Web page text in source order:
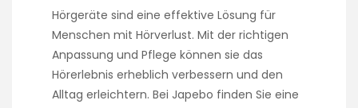
Hörgeräte sind eine effektive Lösung für
Menschen mit Hörverlust. Mit der richtigen
Anpassung und Pflege können sie das
Hörerlebnis erheblich verbessern und den
Alltag erleichtern. Bei Japebo finden Sie eine